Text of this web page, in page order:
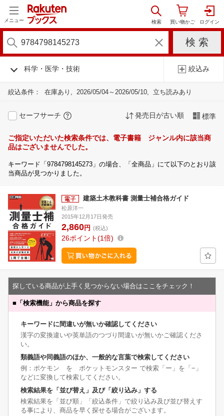
メニュー
科学・医学・技術 絞込み
絞込条件： 在庫あり 2026/05/04～2026/05/10 立ち読みあり
セーフサーチ 発売日が古い順 標準
ご指定いただいた検索条件では、電子書籍 ジャンル内に該当商
品はございませんでした。
キーワード「9784798145273」の場合、「全商品」にて以下のとおり該
当商品が見つかりました。
建築土木教科書 測量士補合格ガイド
松原洋一
2015年12月17日発売
2,860円 (税込)
26ポイント 1倍
探している商品が上手く見つからない場合はここをチェック！
■ 「検索機能」から商品を探す
キーワードに間違いが無いか確認してください
漢字の変換違いや英単語のつづり間違いが無いかご確認くださ
い。
類義語や同義語のほか、一般的な言葉で検索してください
例：ポケモン を ポケットモンスター で検索「ー」を「−」
などに変換して検索してください。
検索結果を「並び替え」及び「絞り込み」する
検索結果を「並び順」「絞込条件」で絞り込み及び並び替えす
る事により、商品を早く探せる場合がございます。